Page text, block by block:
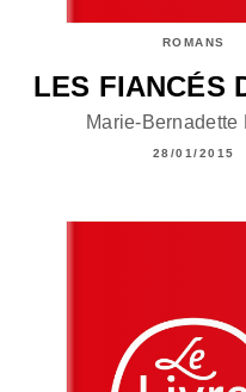
ROMANS
LES FIANCÉS
Marie-Bernadette
28/01/2015